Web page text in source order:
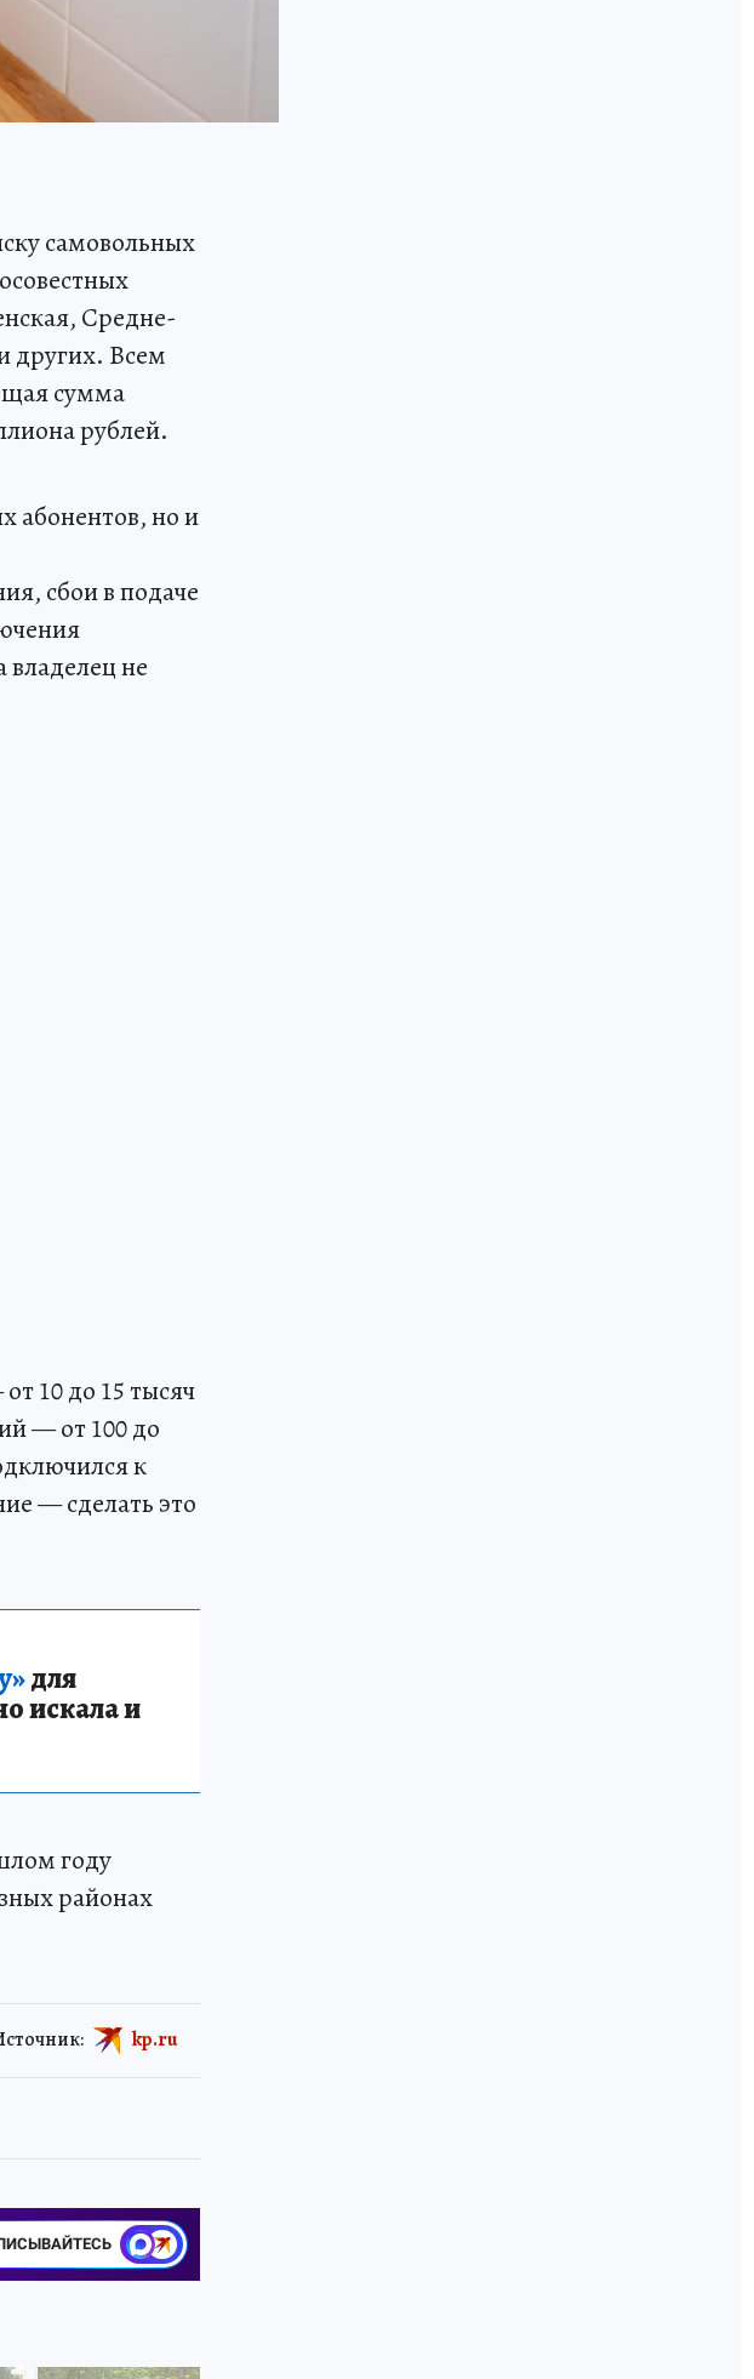
самовольных
Средне-
других. Всем
сумма
рублей.
абонентов, но и
сбои в подаче
не
10 до 15 тысяч
— от 100 до
к
— сделать это
для
искала и
году
районах
kp.ru